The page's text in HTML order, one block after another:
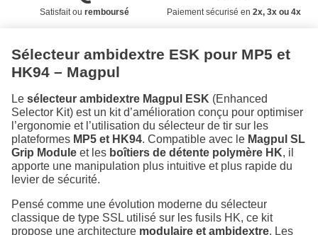
Satisfait ou remboursé Paiement sécurisé en 2x, 3x ou 4x
Sélecteur ambidextre ESK pour MP5 et
HK94 – Magpul
Le sélecteur ambidextre Magpul ESK (Enhanced
Selector Kit) est un kit d’amélioration conçu pour optimiser
l’ergonomie et l’utilisation du sélecteur de tir sur les
plateformes MP5 et HK94. Compatible avec le Magpul SL
Grip Module et les boîtiers de détente polymère HK, il
apporte une manipulation plus intuitive et plus rapide du
levier de sécurité.
Pensé comme une évolution moderne du sélecteur
classique de type SSL utilisé sur les fusils HK, ce kit
propose une architecture modulaire et ambidextre. Les